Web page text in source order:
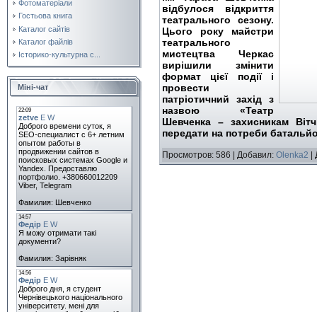
Фотоматеріали
Гостьова книга
Каталог сайтів
Каталог файлів
Історико-культурна с...
Міні-чат
відбулося відкриття
театрального сезону.
Цього року майстри
театрального
мистецтва Черкас
вирішили змінити
формат цієї події і
провести
патріотичний захід з
назвою «Театр
Шевченка – захисникам
передати на потреби
Просмотров: 586 | Добавил: Olenka2 |